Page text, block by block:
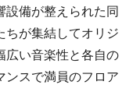
設備が整えられた同
ちが集結してオリジ
広い音楽性と各自の
ンスで満員のフロア